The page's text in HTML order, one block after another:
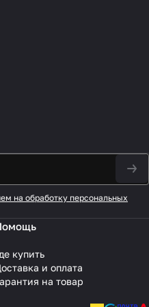
на обработку персональных
купить
и оплата
на товар